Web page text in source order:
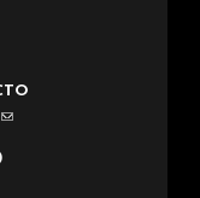
(link